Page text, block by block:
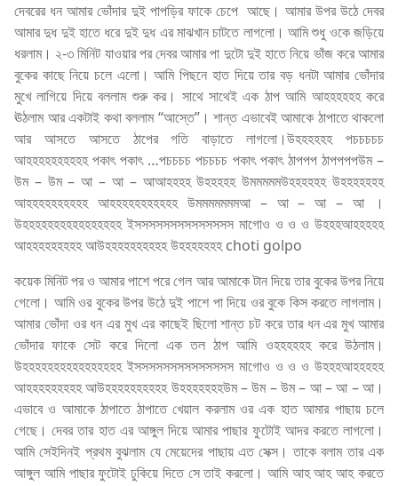
দেবরের ধন আমার ভোঁদার দুই পাপড়ির ফাকে চেপে আছে। আমার উপর উঠে দেবর
আমার দুধ দুই হাতে ধরে দুই দুধ এর মাঝখান চাটতে লাগলো। আমি শুধু ওকে জড়িয়ে
ধরলাম। ২-৩ মিনিট যাওয়ার পর দেবর আমার পা দুটো দুই হাতে নিয়ে ভাঁজ করে আমার
বুকের কাছে নিয়ে চলে এলো। আমি পিছনে হাত দিয়ে তার বড় ধনটা আমার ভোঁদার
মুখে লাগিয়ে দিয়ে বললাম শুরু কর। সাথে সাথেই এক ঠাপ আমি আহহহহহহ করে
ঊঠলাম আর একটাই কথা বললাম “আস্তে”। শান্ত এভাবেই আমাকে ঠাপাতে থাকলো
আর আসতে আসতে ঠাপের গতি বাড়াতে লাগলো।উহহহহহহ পচচচচচ
আহহহহহহহহহহ পকাৎ পকাৎ …পচচচচ পচচচচ পকাৎ পকাৎ ঠাপপপ ঠাপপপপউম –
উম – উম – আ – আ – আআহহহহ উহহহহহ উমমমমমউহহহহহহ উহহহহহহহ
আহহহহহহহহহহ আহহহহহহহহহহহ উমমমমমমমআ – আ – আ – আ ।
উহহহহহহহহহহহহহহহহ ইসসসসসসসসসসসসসস মাগোও ও ও ও উহহহআহহহহহ
আহহহহহহহহহ আউহহহহহহহহহহ উহহহহহহহ choti golpo
কয়েক মিনিট পর ও আমার পাশে পরে গেল আর আমাকে টান দিয়ে তার বুকের উপর নিয়ে
গেলো। আমি ওর বুকের উপর উঠে দুই পাশে পা দিয়ে ওর বুকে কিস করতে লাগলাম।
আমার ভোঁদা ওর ধন এর মুখ এর কাছেই ছিলো শান্ত চট করে তার ধন এর মুখ আমার
ভোঁদার ফাকে সেট করে দিলো এক তল ঠাপ আমি ওহহহহহহ করে উঠলাম।
উহহহহহহহহহহহহহহহহ ইসসসসসসসসসসসসসস মাগোও ও ও ও উহহহআহহহহহ
আহহহহহহহহহ আউহহহহহহহহহহ উহহহহহহহউম – উম – উম – আ – আ – আ।
এভাবে ও আমাকে ঠাপাতে ঠাপাতে খেয়াল করলাম ওর এক হাত আমার পাছায় চলে
গেছে। দেবর তার হাত এর আঙ্গুল দিয়ে আমার পাছার ফুটোই আদর করতে লাগলো।
আমি সেইদিনই প্রথম বুঝলাম যে মেয়েদের পাছায় এত সেক্স। তাকে বলাম তার এক
আঙ্গুল আমি পাছার ফুটোই ঢুকিয়ে দিতে সে তাই করলো। আমি আহ আহ আহ করতে